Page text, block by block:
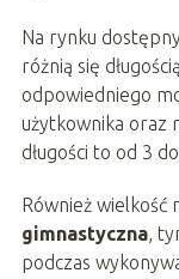
Na rynku
różnią się
odpowiedniego
użytkownika oraz
długości to od 3
Również wielkość
gimnastyczna,
podczas